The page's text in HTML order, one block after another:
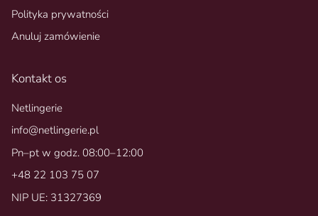
Polityka prywatności
Anuluj zamówienie
Kontakt os
Netlingerie
info@netlingerie.pl
Pn–pt w godz. 08:00–12:00
+48 22 103 75 07
NIP UE: 31327369